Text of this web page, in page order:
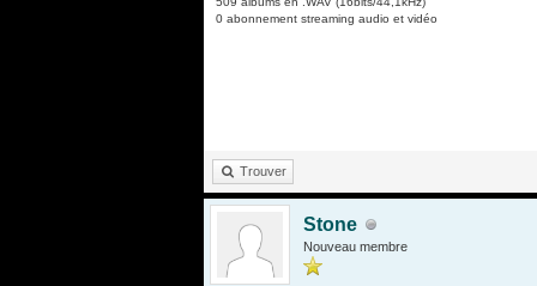
0 abonnement streaming audio et vidéo
Trouver
Stone
Nouveau membre